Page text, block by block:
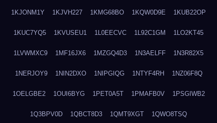
1KJONM1Y 1KJVH227 1KMG68BO 1KQW0D9E 1KUB22OP
1KUC7YQ5 1KVUSEU1 1L0EECVC 1L92C1GM 1LO2KT45
1LVWMXC9 1MF16JX6 1MZGQ4D3 1N3AELFF 1N3R82X5
1NERJOY9 1NIN2DXO 1NIPGIQG 1NTYF4RH 1NZ06F8Q
1OELGBE2 1OUI6BYG 1PET0A5T 1PMAFB0V 1PSGIWB2
1Q3BPV0D 1QBCT8D3 1QMT9XGT 1QWO8TSQ